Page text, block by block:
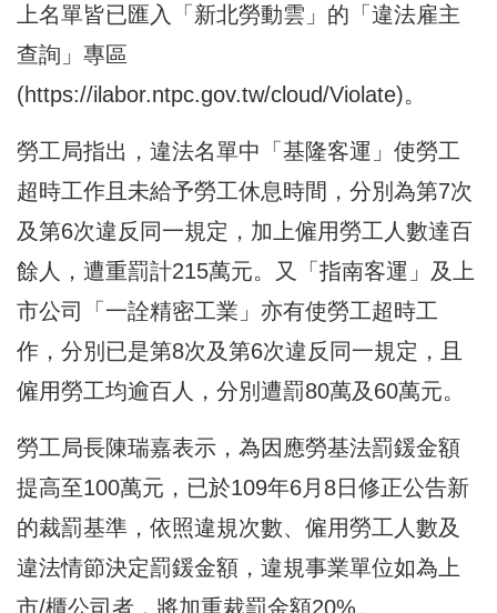
上名單皆已匯入「新北勞動雲」的「違法雇主
查詢」專區
(https://ilabor.ntpc.gov.tw/cloud/Violate)。
勞工局指出，違法名單中「基隆客運」使勞工
超時工作且未給予勞工休息時間，分別為第7次
及第6次違反同一規定，加上僱用勞工人數達百
餘人，遭重罰計215萬元。又「指南客運」及上
市公司「一詮精密工業」亦有使勞工超時工
作，分別已是第8次及第6次違反同一規定，且
僱用勞工均逾百人，分別遭罰80萬及60萬元。
勞工局長陳瑞嘉表示，為因應勞基法罰鍰金額
提高至100萬元，已於109年6月8日修正公告新
的裁罰基準，依照違規次數、僱用勞工人數及
違法情節決定罰鍰金額，違規事業單位如為上
市/櫃公司者，將加重裁罰金額20%。